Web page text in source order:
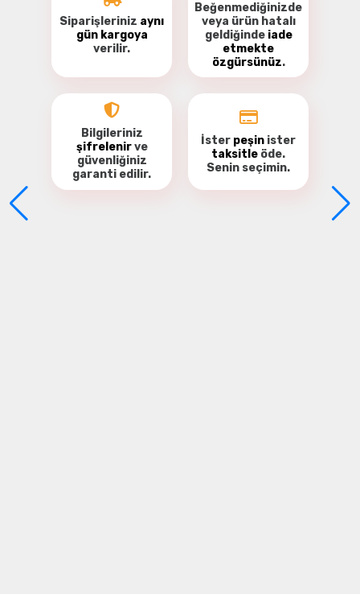
Write a comment
Siparişleriniz aynı
gün kargoya
verilir.
Beğenmediğinizde
veya ürün hatalı
geldiğinde iade
etmekte
özgürsünüz.
Bilgileriniz
şifrelenirve
güvenliğiniz
garanti edilir.
İster peşin ister
taksitle öde.
Senin seçimin.